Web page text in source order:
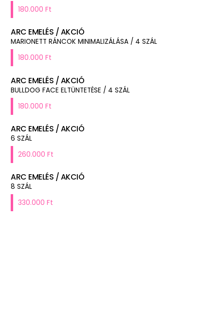
180.000 Ft
ARC EMELÉS / AKCIÓ
MARIONETT RÁNCOK MINIMALIZÁLÁSA / 4 SZÁL
180.000 Ft
ARC EMELÉS / AKCIÓ
BULLDOG FACE ELTÜNTETÉSE / 4 SZÁL
180.000 Ft
ARC EMELÉS / AKCIÓ
6 SZÁL
260.000 Ft
ARC EMELÉS / AKCIÓ
8 SZÁL
330.000 Ft